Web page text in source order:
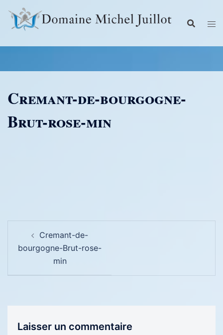
contenu
Cremant-de-bourgogne-
Brut-rose-min
d’articleCremant-de-
bourgogne-Brut-rose-
min
Laisser un commentaire